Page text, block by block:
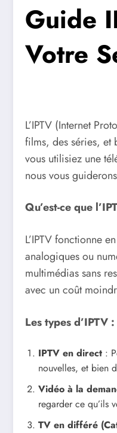
Guide
Votre
L’IPTV (Internet
films, des séries, et
vous utilisiez une
nous vous
Qu’est-ce que
L’IPTV fonctionne
analogiques ou
multimédias sans
avec un coût
Les types d’IPTV
IPTV en direct :
nouvelles, et bien
Vidéo à la
regarder ce qu’ils
TV en différé